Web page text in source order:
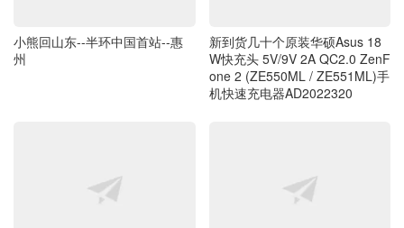
小熊回山东--半环中国首站--惠
州
新到货几十个原装华硕Asus 18
W快充头 5V/9V 2A QC2.0 ZenF
one 2 (ZE550ML / ZE551ML)手
机快速充电器AD2022320